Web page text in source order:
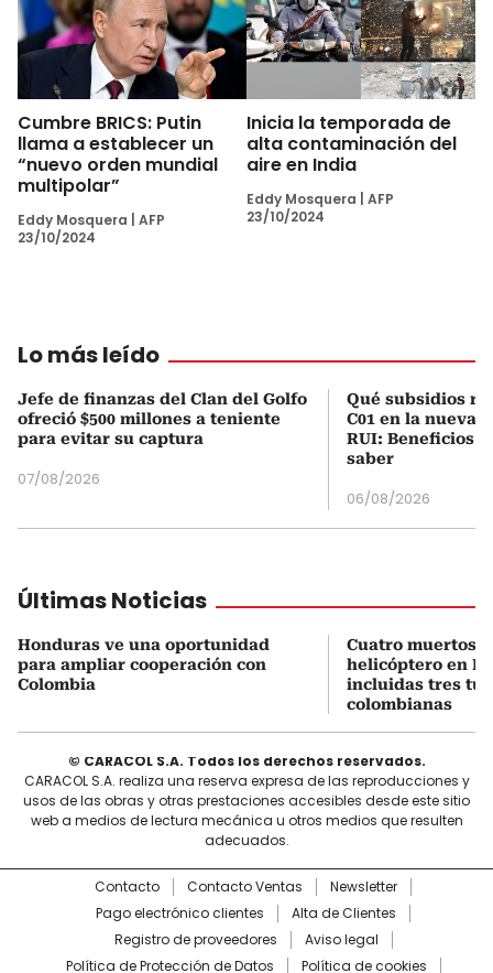
Cumbre BRICS: Putin
llama a establecer un
“nuevo orden mundial
multipolar”
Eddy Mosquera
AFP
23/10/2024
Inicia la temporada de
alta contaminación del
aire en India
Eddy Mosquera
AFP
23/10/2024
Lo más leído
Jefe de finanzas del Clan del Golfo
ofreció $500 millones a teniente
para evitar su captura
07/08/2026
Qué subsidios
C01 en la nueva
RUI: Beneficios
saber
06/08/2026
Últimas Noticias
Honduras ve una oportunidad
para ampliar cooperación con
Colombia
Cuatro muertos
helicóptero en
incluidas tres
colombianas
© CARACOL S.A. Todos los derechos reservados.
CARACOL S.A. realiza una reserva expresa de las reproducciones y
usos de las obras y otras prestaciones accesibles desde este sitio
web a medios de lectura mecánica u otros medios que resulten
adecuados.
Contacto Contacto Ventas
Newsletter
Pago electrónico clientes
Alta de Clientes
Registro de proveedores
Aviso legal
Política de Protección de Datos
Política de cookies